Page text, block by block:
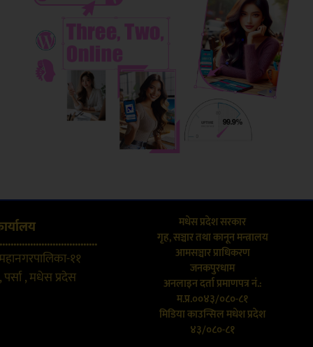
११
पर्सा , मधेस प्रदेस
मधेस प्रदेश सरकार
गृह, सञ्चार तथा कानून मन्त्रालय
आमसञ्चार प्राधिकरण
जनकपुरधाम
अनलाइन दर्ता प्रमाणपत्र नं.:
म.प्र.००४३/०८०-८१
मिडिया काउन्सिल मधेश प्रदेश
४३/०८०-८१